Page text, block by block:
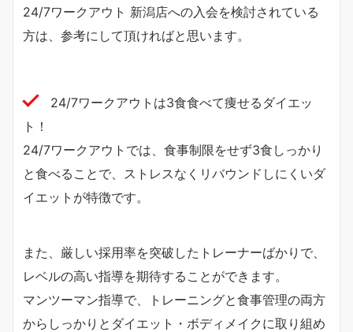
24/7ワークアウト 新潟店への入会を検討されている
方は、参考にして頂ければと思います。
24/7ワークアウトは3食食べて痩せるダイエッ
ト！
24/7ワークアウトでは、食事制限をせず3食しっかり
と食べることで、ストレスなくリバウンドしにくいダ
イエットが特徴です。
また、厳しい採用率を突破したトレーナーばかりで、
レベルの高い指導を期待することができます。
マンツーマン指導で、トレーニングと食事管理の両方
からしっかりとダイエット・ボディメイクに取り組め